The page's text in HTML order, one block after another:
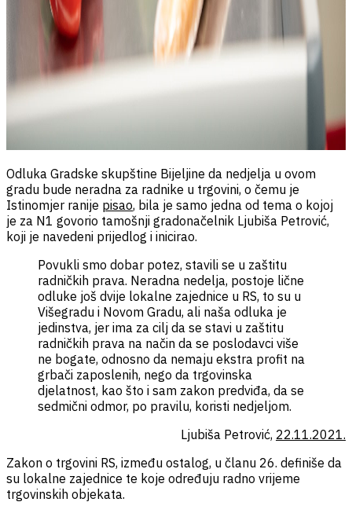
Odluka Gradske skupštine Bijeljine da nedjelja u ovom
gradu bude neradna za radnike u trgovini, o čemu je
Istinomjer ranije pisao, bila je samo jedna od tema o kojoj
je za N1 govorio tamošnji gradonačelnik Ljubiša Petrović,
koji je navedeni prijedlog i inicirao.
Povukli smo dobar potez, stavili se u zaštitu
radničkih prava. Neradna nedelja, postoje lične
odluke još dvije lokalne zajednice u RS, to su u
Višegradu i Novom Gradu, ali naša odluka je
jedinstva, jer ima za cilj da se stavi u zaštitu
radničkih prava na način da se poslodavci više
ne bogate, odnosno da nemaju ekstra profit na
grbači zaposlenih, nego da trgovinska
djelatnost, kao što i sam zakon predviđa, da se
sedmični odmor, po pravilu, koristi nedjeljom.
Ljubiša Petrović, 22.11.2021.
Zakon o trgovini RS, između ostalog, u članu 26. definiše da
su lokalne zajednice te koje određuju radno vrijeme
trgovinskih objekata.